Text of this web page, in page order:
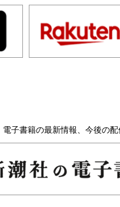
子書籍の最新情報、今後の